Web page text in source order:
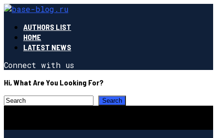
AUTHORS LIST
HOME
LATEST NEWS
Connect with us
Hi, What Are You Looking For?